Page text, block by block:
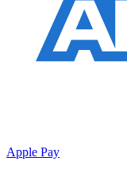
Apple Pay